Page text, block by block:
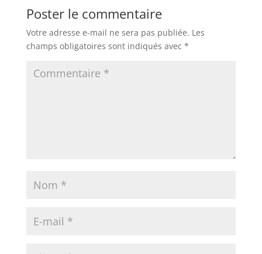
Poster le commentaire
Votre adresse e-mail ne sera pas publiée. Les
champs obligatoires sont indiqués avec *